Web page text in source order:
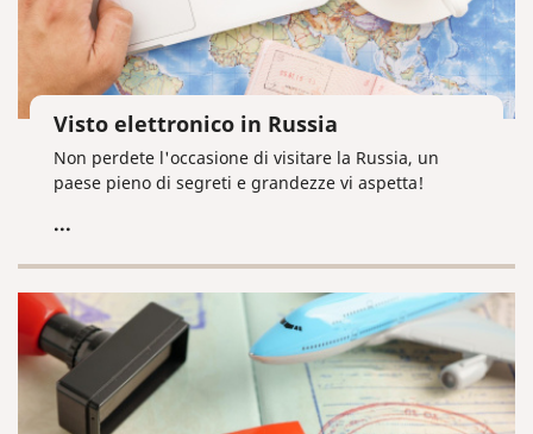
Visto elettronico in Russia
Non perdete l'occasione di visitare la Russia, un
paese pieno di segreti e grandezze vi aspetta!
...